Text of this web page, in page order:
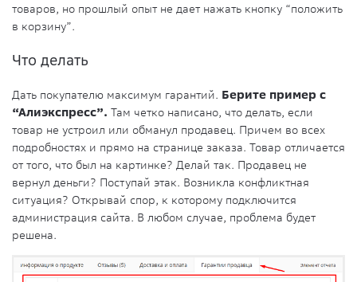
товаров, но прошлый опыт не дает нажать кнопку “положить
в корзину”.
Что делать
Дать покупателю максимум гарантий. Берите пример с
“Алиэкспресс”. Там четко написано, что делать, если
товар не устроил или обманул продавец. Причем во всех
подробностях и прямо на странице заказа. Товар отличается
от того, что был на картинке? Делай так. Продавец не
вернул деньги? Поступай этак. Возникла конфликтная
ситуация? Открывай спор, к которому подключится
администрация сайта. В любом случае, проблема будет
решена.